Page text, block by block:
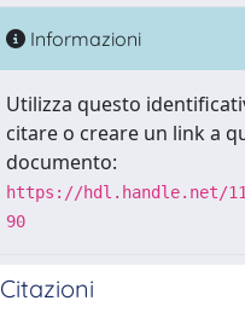
Informazioni
Utilizza questo
citare o creare un link a
documento:
https://hdl.handle.net/
90
Citazioni